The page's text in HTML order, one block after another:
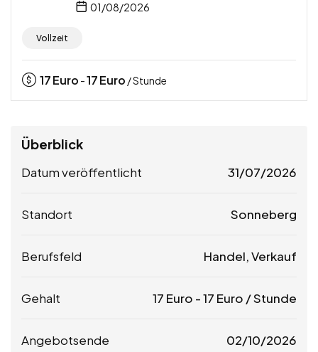
01/08/2026
Vollzeit
17Euro -17Euro / Stunde
Überblick
Datum veröffentlicht 31/07/2026
Standort Sonneberg
Berufsfeld Handel, Verkauf
Gehalt 17 Euro -17 Euro / Stunde
Angebotsende 02/10/2026